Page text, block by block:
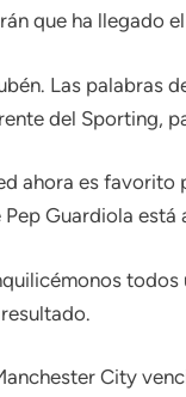
que ha llegado
Las palabras
del Sporting,
ahora es
Guardiola está
City